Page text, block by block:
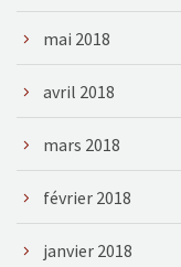
mai 2018
avril 2018
mars 2018
février 2018
janvier 2018